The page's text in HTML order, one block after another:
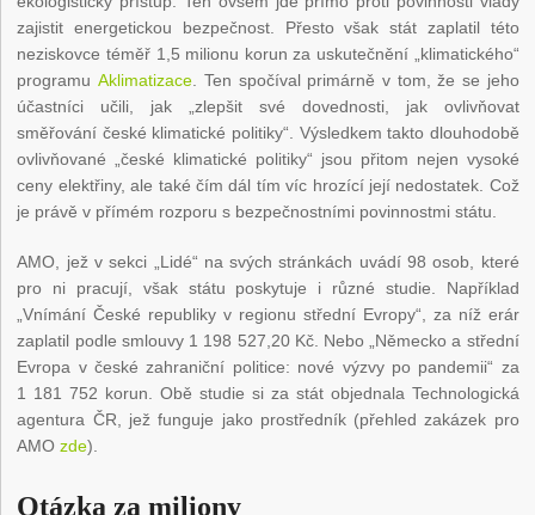
zajistit energetickou bezpečnost. Přesto však stát zaplatil této
neziskovce téměř 1,5 milionu korun za uskutečnění „klimatického“
programuAklimatizace. Ten spočíval primárně v tom, že se jeho
účastníci učili, jak „zlepšit své dovednosti, jak ovlivňovat
směřování české klimatické politiky“. Výsledkem takto dlouhodobě
ovlivňované „české klimatické politiky“ jsou přitom nejen vysoké
ceny elektřiny, ale také čím dál tím víc hrozící její nedostatek. Což
je právě v přímém rozporu s bezpečnostními povinnostmi státu.
AMO, jež v sekci „Lidé“ na svých stránkách uvádí 98 osob, které
pro ni pracují, však státu poskytuje i různé studie. Například
„Vnímání České republiky v regionu střední Evropy“, za níž erár
zaplatil podle smlouvy 1 198 527,20 Kč. Nebo „Německo a střední
Evropa v české zahraniční politice: nové výzvy po pandemii“ za
1 181 752 korun. Obě studie si za stát objednala Technologická
agentura ČR, jež funguje jako prostředník (přehled zakázek pro
AMOzde).
Otázka za miliony